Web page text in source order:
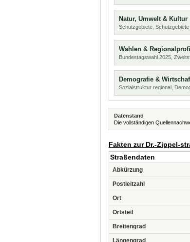
Natur, Umwelt & Kultur
Schutzgebiete,
Wahlen & Regionalprofil
Bundestagswahl 2025,
Demografie &
Sozialstruktur regional,
Datenstand
Die vollständigen
Fakten zur Dr.-Zippel-
Straßendaten
Abkürzung
Postleitzahl
Ort
Ortsteil
Breitengrad
Längengrad